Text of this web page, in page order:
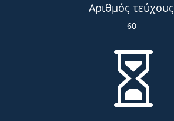
Αριθμός τεύχους
60
